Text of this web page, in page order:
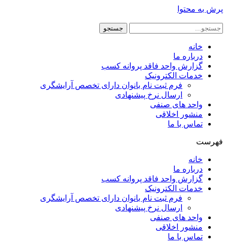
پرش به محتوا
جستجو
خانه
درباره ما
گزارش واحد فاقد پروانه کسب
خدمات الکترونیک
فرم ثبت نام بانوان دارای تخصص آرایشگری
ارسال نرخ پیشنهادی
واحد های صنفی
منشور اخلاقی
تماس با ما
فهرست
خانه
درباره ما
گزارش واحد فاقد پروانه کسب
خدمات الکترونیک
فرم ثبت نام بانوان دارای تخصص آرایشگری
ارسال نرخ پیشنهادی
واحد های صنفی
منشور اخلاقی
تماس با ما